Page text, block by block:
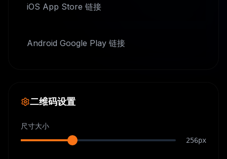
iOS App Store 链接
Android Google Play 链接
二维码设置
尺寸大小
256px